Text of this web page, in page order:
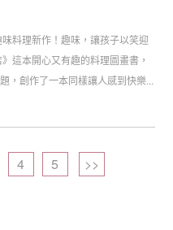
料理新作！趣味，讓孩子以笑迎
這本開心又有趣的料理圖畫書，
，創作了一本同樣讓人感到快樂...
4 5 >>